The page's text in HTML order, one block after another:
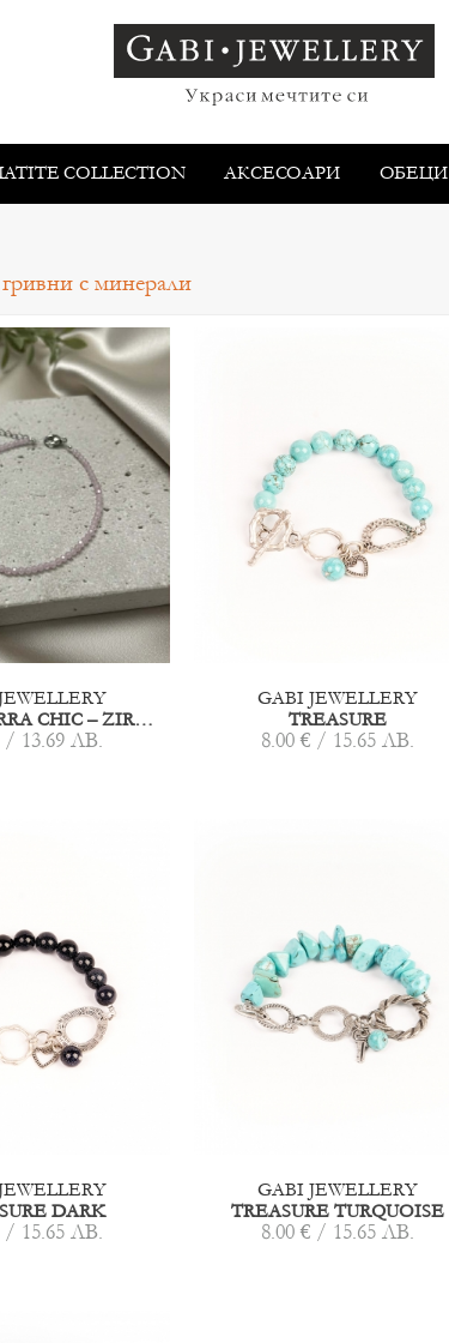
COLLECTION АКСЕСОАРИ ОБEЦИ
гривни с минерали
ГРИВНА TERRA CHIC – ZIRCONIUM
/ 13.69 ЛВ.
GABI JEWELLERY
TREASURE
8.00 € / 15.65 ЛВ.
DARK
/ 15.65 ЛВ.
GABI JEWELLERY
TREASURE TURQUOISE
8.00 € / 15.65 ЛВ.